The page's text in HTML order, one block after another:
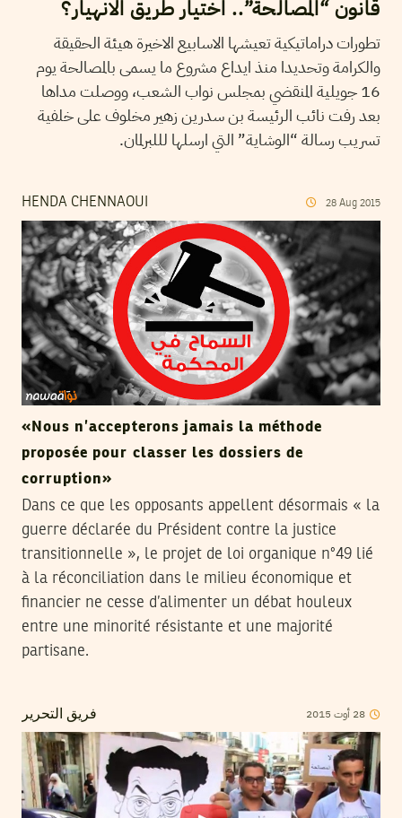
قانون “المصالحة”.. اختيار طريق الانهيار؟
تطورات دراماتيكية تعيشها الاسابيع الاخيرة هيئة الحقيقة
والكرامة وتحديدا منذ ايداع مشروع ما يسمى بالمصالحة يوم
16 جويلية المنقضي بمجلس نواب الشعب، ووصلت مداها
بعد رفت نائب الرئيسة بن سدرين زهير مخلوف على خلفية
تسريب رسالة “الوشاية” التي ارسلها لللبرلمان.
HENDA CHENNAOUI 28 Aug 2015
«Nous n’accepterons jamais la méthode
proposée pour classer les dossiers de
corruption»
Dans ce que les opposants appellent désormais « la
guerre déclarée du Président contre la justice
transitionnelle », le projet de loi organique n°49 lié
à la réconciliation dans le milieu économique et
financier ne cesse d’alimenter un débat houleux
entre une minorité résistante et une majorité
partisane.
فريق التحرير 28 أوت 2015